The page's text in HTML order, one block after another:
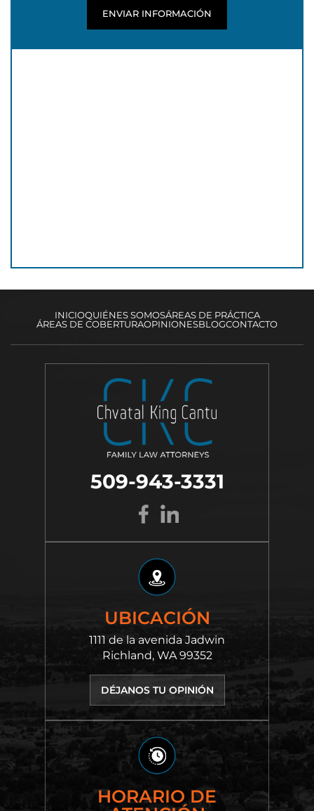
INICIOQUIÉNES SOMOSÁREAS DE PRÁCTICA
ÁREAS DE COBERTURAOPINIONESBLOGCONTACTO
UBICACIÓN
1111 de la avenida Jadwin
Richland, WA 99352
DÉJANOS TU OPINIÓN
509-943-3331
HORARIO DE